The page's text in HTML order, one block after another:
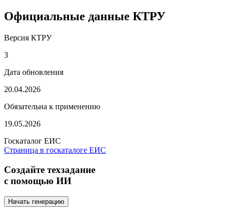
Официальные данные КТРУ
Версия КТРУ
3
Дата обновления
20.04.2026
Обязательна к применению
19.05.2026
Госкаталог ЕИС
Страница в госкаталоге ЕИС
Создайте техзадание
с помощью ИИ
Начать генерацию